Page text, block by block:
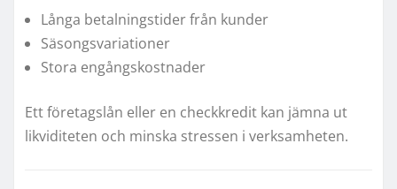
Långa betalningstider från kunder
Säsongsvariationer
Stora engångskostnader
Ett företagslån eller en checkkredit kan jämna ut
likviditeten och minska stressen i verksamheten.